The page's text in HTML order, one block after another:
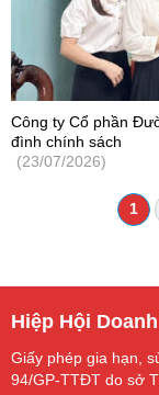
Công ty Cổ phần
đình chính sách
(23/07/2026)
1
Hiệp Hội
Giấy phép gia hạn,
94/GP-TTĐT do sở